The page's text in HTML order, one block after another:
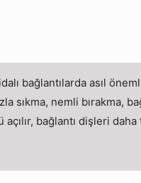
bağlantılarda asıl
nemli bırakma,
bağlantı dişleri